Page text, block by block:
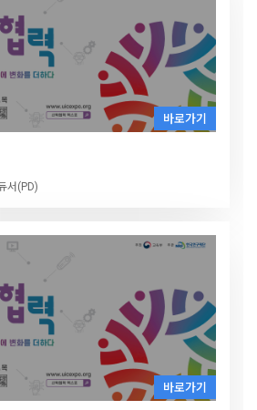
티벌
력 선도대학(LINC+) 가족기업 제품 홈쇼핑
론축구대회 4강전 및 드론클래쉬 캠퍼스리그전
젝트 '링크루트(LINC+Recruit)’
팀 300 창업도전형 기술창업트랙 데모데이
, 시대에 변화를 더하다(Ⅰ)
읽는다?
VOD 다시보기
VOD 다시보기
VOD 다시보기
학협력 선도대학(LINC+)
학연계를 활성화
VOD 다시보기
VOD 다시보기
바로가기
유망팀 300 창업도전형
모데이
성된 대학원생 기술창업팀의 우수성과 확산 기
VOD 다시보기
을 읽는다?
외진 대표
지능으로 연구하기
VOD 다시보기
바로가기
혁신 포럼(대학의 교육혁신 사례
VOD 다시보기
바로가기
강연 Ⅰ-1
봇공학자)
VOD 다시보기
바로가기
서(PD)
바로가기
석학 온라인 대담
VOD 다시보기